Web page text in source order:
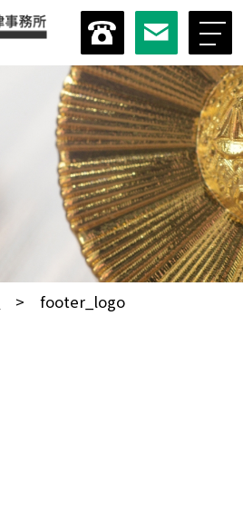
footer_logo